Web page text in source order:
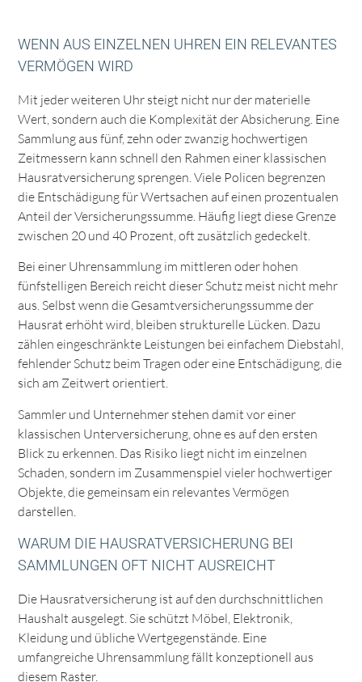
WENN AUS EINZELNEN UHREN EIN RELEVANTES
VERMÖGEN WIRD
Mit jeder weiteren Uhr steigt nicht nur der materielle
Wert, sondern auch die Komplexität der Absicherung. Eine
Sammlung aus fünf, zehn oder zwanzig hochwertigen
Zeitmessern kann schnell den Rahmen einer klassischen
Hausratversicherung sprengen. Viele Policen begrenzen
die Entschädigung für Wertsachen auf einen prozentualen
Anteil der Versicherungssumme. Häufig liegt diese Grenze
zwischen 20 und 40 Prozent, oft zusätzlich gedeckelt.
Bei einer Uhrensammlung im mittleren oder hohen
fünfstelligen Bereich reicht dieser Schutz meist nicht mehr
aus. Selbst wenn die Gesamtversicherungssumme der
Hausrat erhöht wird, bleiben strukturelle Lücken. Dazu
zählen eingeschränkte Leistungen bei einfachem Diebstahl,
fehlender Schutz beim Tragen oder eine Entschädigung, die
sich am Zeitwert orientiert.
Sammler und Unternehmer stehen damit vor einer
klassischen Unterversicherung, ohne es auf den ersten
Blick zu erkennen. Das Risiko liegt nicht im einzelnen
Schaden, sondern im Zusammenspiel vieler hochwertiger
Objekte, die gemeinsam ein relevantes Vermögen
darstellen.
WARUM DIE HAUSRATVERSICHERUNG BEI
SAMMLUNGEN OFT NICHT AUSREICHT
Die Hausratversicherung ist auf den durchschnittlichen
Haushalt ausgelegt. Sie schützt Möbel, Elektronik,
Kleidung und übliche Wertgegenstände. Eine
umfangreiche Uhrensammlung fällt konzeptionell aus
diesem Raster.